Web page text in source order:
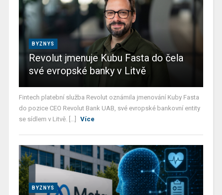
BYZNYS
Revolut jmenuje Kubu Fasta do čela
své evropské banky v Litvě
Fintech platební služba Revolut oznámila jmenování Kuby Fasta
do pozice CEO Revolut Bank UAB, své evropské bankovní entity
se sídlem v Litvě. [...]
Více
BYZNYS